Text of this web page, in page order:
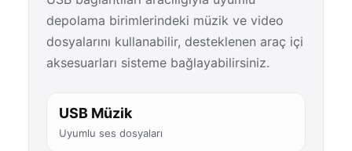
depolama birimlerindeki müzik ve video
dosyalarını kullanabilir, desteklenen araç içi
aksesuarları sisteme bağlayabilirsiniz.
USB Müzik
Uyumlu ses dosyaları